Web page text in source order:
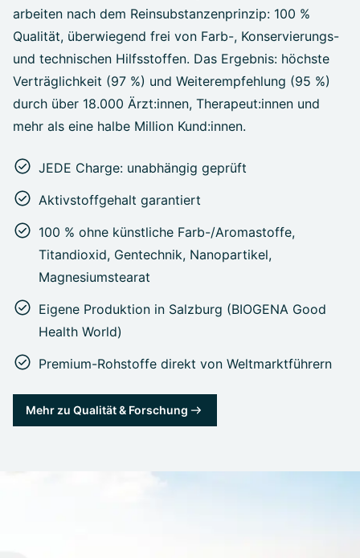
arbeiten nach dem Reinsubstanzenprinzip: 100 %
Qualität, überwiegend frei von Farb-, Konservierungs-
und technischen Hilfsstoffen. Das Ergebnis: höchste
Verträglichkeit (97 %) und Weiterempfehlung (95 %)
durch über 18.000 Ärzt:innen, Therapeut:innen und
mehr als eine halbe Million Kund:innen.
JEDE Charge: unabhängig geprüft
Aktivstoffgehalt garantiert
100 % ohne künstliche Farb-/Aromastoffe,
Titandioxid, Gentechnik, Nanopartikel,
Magnesiumstearat
Eigene Produktion in Salzburg (BIOGENA Good
Health World)
Premium-Rohstoffe direkt von Weltmarktführern
Mehr zu Qualität & Forschung